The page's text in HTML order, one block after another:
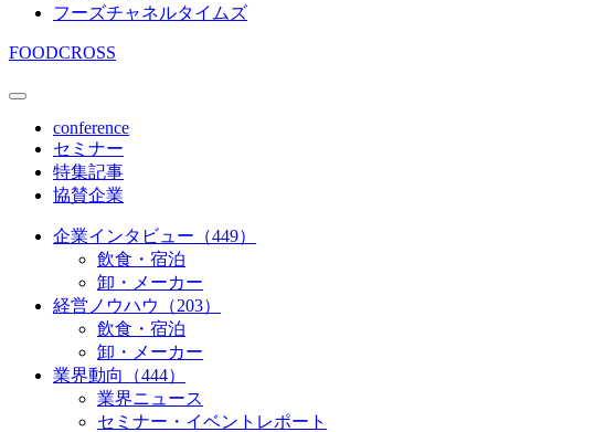
フーズチャネルタイムズ
FOODCROSS
conference
セミナー
特集記事
協賛企業
企業インタビュー（449）
飲食・宿泊
卸・メーカー
経営ノウハウ（203）
飲食・宿泊
卸・メーカー
業界動向（444）
業界ニュース
セミナー・イベントレポート